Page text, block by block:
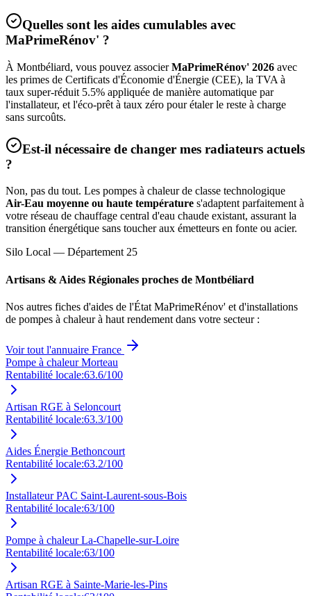
Quelles sont les aides cumulables avec
MaPrimeRénov' ?
À Montbéliard, vous pouvez associerMaPrimeRénov' 2026 avec
les primes de Certificats d'Économie d'Énergie (CEE), la TVA à
taux super-réduit 5.5% appliquée de manière automatique par
l'installateur, et l'éco-prêt à taux zéro pour étaler le reste à charge
sans surcoûts.
Est-il nécessaire de changer mes radiateurs actuels
?
Non, pas du tout. Les pompes à chaleur de classe technologique
Air-Eau moyenne ou haute température s'adaptent parfaitement à
votre réseau de chauffage central d'eau chaude existant, assurant la
transition énergétique sans toucher aux émetteurs en fonte ou acier.
Silo Local — Département 25
Artisans & Aides Régionales proches de Montbéliard
Nos autres fiches d'aides de l'État MaPrimeRénov' et d'installations
de pompes à chaleur à haut rendement dans votre secteur :
Voir tout l'annuaire France
Pompe à chaleur Morteau
Rentabilité locale:63.6/100
Artisan RGE à Seloncourt
Rentabilité locale:63.3/100
Aides Énergie Bethoncourt
Rentabilité locale:63.2/100
Installateur PAC Saint-Laurent-sous-Bois
Rentabilité locale:63/100
Pompe à chaleur La-Chapelle-sur-Loire
Rentabilité locale:63/100
Artisan RGE à Sainte-Marie-les-Pins